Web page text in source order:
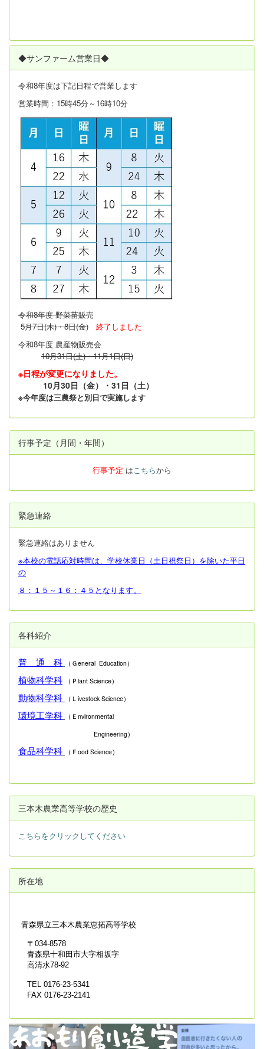
◆サンファーム営業日◆
令和8年度は下記日程で営業します
営業時間：15時45分～16時10分
令和8年度 野菜苗販売
5月7日(木)・8日(金)
終了しました
令和8年度 農産物販売会
10月31日(土)・11月1日(日)
※日程が変更になりました。
10月30日（金）・31日（土）
※今年度は三農祭と別日で実施します
行事予定（月間・年間）
行事予定 はこちらから
緊急連絡
緊急連絡はありません
※本校の電話応対時間は、学校休業日（土日祝祭日）を除いた平日
の
８：１５～１６：４５となります。
各科紹介
普 通 科 （Ｇeneral Education）
植物科学科 （Ｐlant Science）
動物科学科 （Ｌivestock Science）
環境工学科
（Ｅnvironmental
Engineering）
食品科学科 （Ｆood Science）
三本木農業高等学校の歴史
こちらをクリックしてください
所在地
青森県立三本木農業恵拓高等学校
〒034-8578
青森県十和田市大字相坂字
高清水78-92
TEL 0176-23-5341
FAX 0176-23-2141